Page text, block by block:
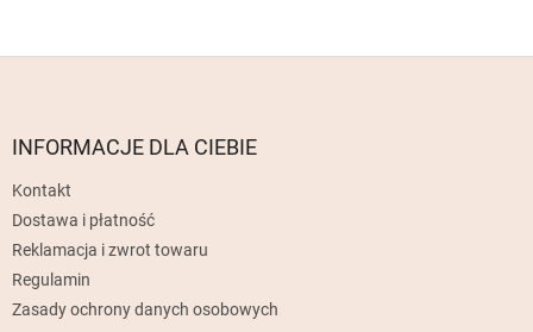
INFORMACJE DLA CIEBIE
Kontakt
Dostawa i płatność
Reklamacja i zwrot towaru
Regulamin
Zasady ochrony danych osobowych